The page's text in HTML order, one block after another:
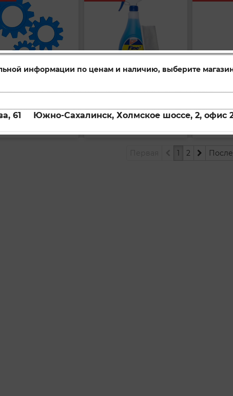
информации по ценам и наличию, выберите
61 Южно-Сахалинск, Холмское шоссе, 2, офис
1 2